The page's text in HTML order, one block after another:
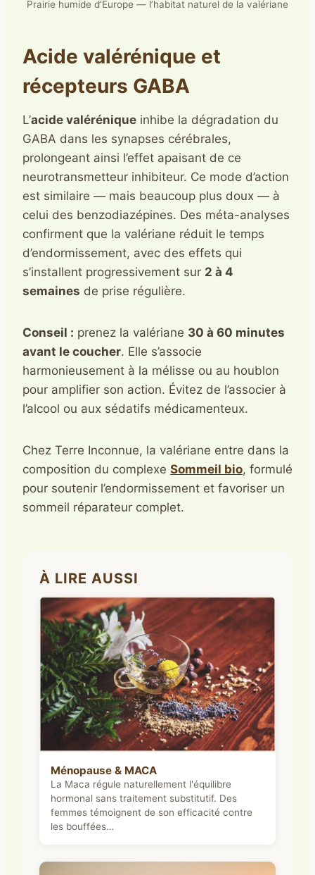
Prairie humide d’Europe — l’habitat naturel de la valériane
Acide valérénique et
récepteurs GABA
L’acide valérénique inhibe la dégradation du
GABA dans les synapses cérébrales,
prolongeant ainsi l’effet apaisant de ce
neurotransmetteur inhibiteur. Ce mode d’action
est similaire — mais beaucoup plus doux — à
celui des benzodiazépines. Des méta-analyses
confirment que la valériane réduit le temps
d’endormissement, avec des effets qui
s’installent progressivement sur 2 à 4
semaines de prise régulière.
Conseil : prenez la valériane 30 à 60 minutes
avant le coucher. Elle s’associe
harmonieusement à la mélisse ou au houblon
pour amplifier son action. Évitez de l’associer à
l’alcool ou aux sédatifs médicamenteux.
Chez Terre Inconnue, la valériane entre dans la
composition du complexe Sommeil bio, formulé
pour soutenir l’endormissement et favoriser un
sommeil réparateur complet.
À LIRE AUSSI
Ménopause & MACA
La Maca régule naturellement l'équilibre
hormonal sans traitement substitutif. Des
femmes témoignent de son efficacité contre
les bouffées…